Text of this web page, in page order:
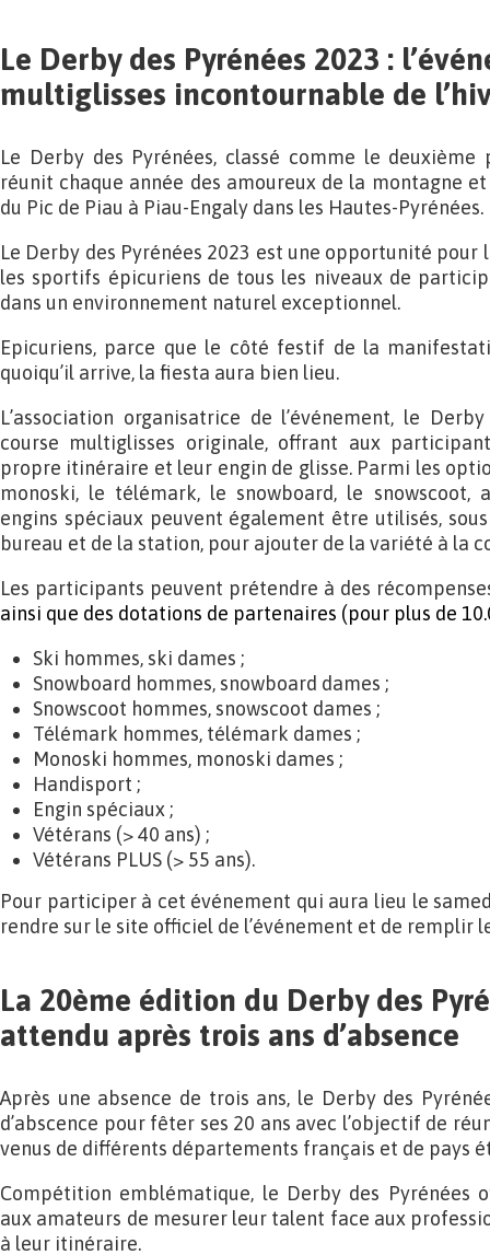
Le Derby des Pyrénées 2023 :
multiglisses incontournable de
Le Derby des Pyrénées, classé comme le deuxième
réunit chaque année des amoureux de la montagne
du Pic de Piau à Piau-Engaly dans les Hautes-Pyrénées.
Le Derby des Pyrénées 2023 est une opportunité
les sportifs épicuriens de tous les niveaux de
dans un environnement naturel exceptionnel.
Epicuriens, parce que le côté festif de la
quoiqu’il arrive, la fiesta aura bien lieu.
L’association organisatrice de l’événement, le
course multiglisses originale, offrant aux
propre itinéraire et leur engin de glisse. Parmi les
monoski, le télémark, le snowboard, le snowscoot,
engins spéciaux peuvent également être utilisés,
bureau et de la station, pour ajouter de la variété à la
Les participants peuvent prétendre à des
ainsi que des dotations de partenaires (pour plus de
Ski hommes, ski dames ;
Snowboard hommes, snowboard dames ;
Snowscoot hommes, snowscoot dames ;
Télémark hommes, télémark dames ;
Monoski hommes, monoski dames ;
Handisport ;
Engin spéciaux ;
Vétérans (> 40 ans) ;
Vétérans PLUS (> 55 ans).
Pour participer à cet événement qui aura lieu le
rendre sur le site officiel de l’événement et de remplir
La 20ème édition du Derby des
attendu après trois ans d’absence
Après une absence de trois ans, le Derby des
d’abscence pour fêter ses 20 ans avec l’objectif de
venus de différents départements français et de pays
Compétition emblématique, le Derby des Pyrénées
aux amateurs de mesurer leur talent face aux
à leur itinéraire.